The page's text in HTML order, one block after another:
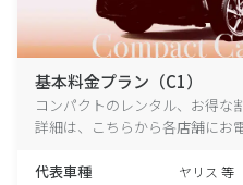
基本料金プラン（C1）
コンパクトのレンタル、お得な
詳細は、こちらから各店舗にお
代表車種 ヤリス 等